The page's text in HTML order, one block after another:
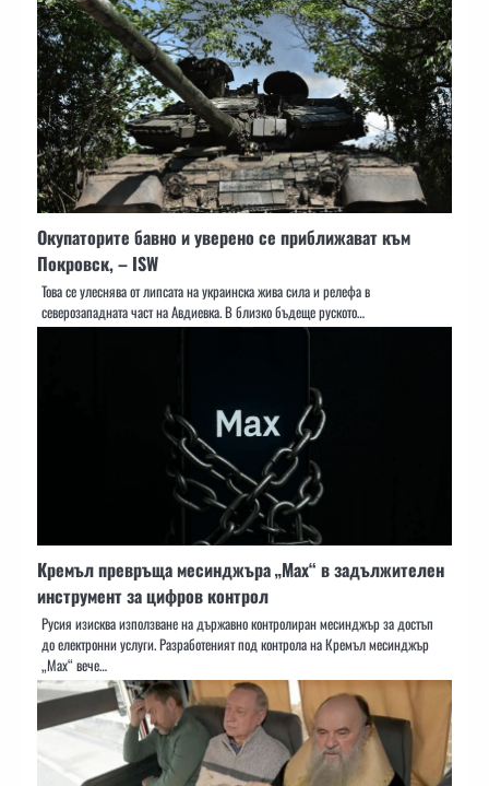
Окупаторите бавно и уверено се приближават към
Покровск, – ISW
Това се улеснява от липсата на украинска жива сила и релефа в
северозападната част на Авдиевка. В близко бъдеще руското…
Кремъл превръща месинджъра „Мах“ в задължителен
инструмент за цифров контрол
Русия изисква използване на държавно контролиран месинджър за достъп
до електронни услуги. Разработеният под контрола на Кремъл месинджър
„Мах“ вече…